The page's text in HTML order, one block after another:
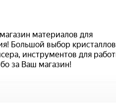
материалов для
Большой выбор
инструментов для
за Ваш магазин!